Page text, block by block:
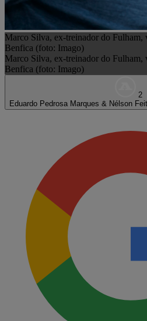
Marco Silva, ex-treinador do Fulham,
Benfica (foto: Imago)
Marco Silva, ex-treinador do Fulham,
Benfica (foto: Imago)
2
Eduardo Pedrosa Marques & Nélson